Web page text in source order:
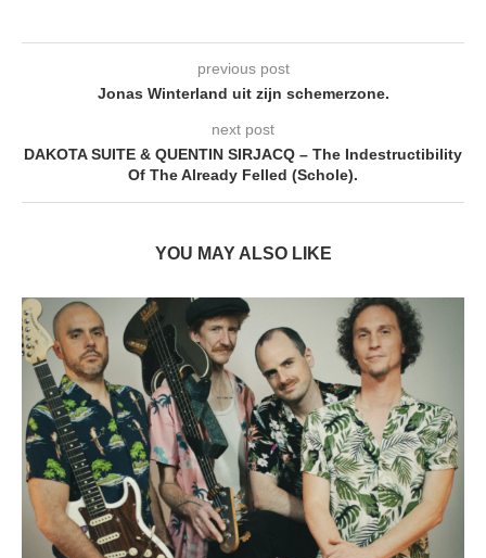
previous post
Jonas Winterland uit zijn schemerzone.
next post
DAKOTA SUITE & QUENTIN SIRJACQ – The Indestructibility
Of The Already Felled (Schole).
YOU MAY ALSO LIKE